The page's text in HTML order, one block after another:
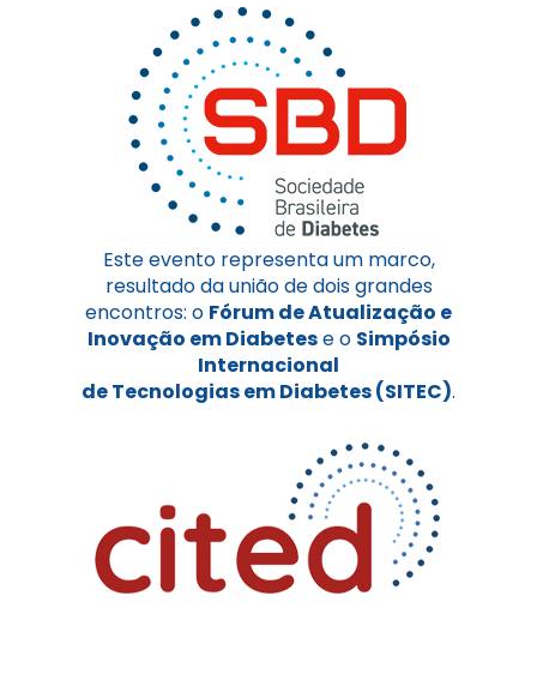
Este evento representa um marco,
resultado da união de dois grandes
encontros: o Fórum de Atualização e
Inovação em Diabetese o Simpósio
Internacional
de Tecnologias em Diabetes (SITEC).